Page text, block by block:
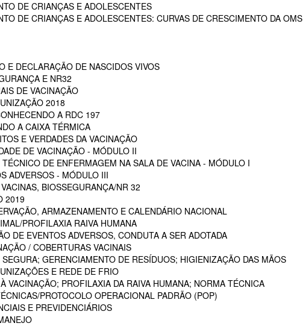
DE CRIANÇAS E ADOLESCENTES
DE CRIANÇAS E ADOLESCENTES: CURVAS DE CRESCIMENTO DA OMS
E DECLARAÇÃO DE NASCIDOS VIVOS
E NR32
DE VACINAÇÃO
2018
A RDC 197
A CAIXA TÉRMICA
E VERDADES DA VACINAÇÃO
DE VACINAÇÃO - MÓDULO II
DE ENFERMAGEM NA SALA DE VACINA - MÓDULO I
ADVERSOS - MÓDULO III
BIOSSEGURANÇA/NR 32
2019
ARMAZENAMENTO E CALENDÁRIO NACIONAL
PROFILAXIA RAIVA HUMANA
DE EVENTOS ADVERSOS, CONDUTA A SER ADOTADA
/ COBERTURAS VACINAIS
GERENCIAMENTO DE RESÍDUOS; HIGIENIZAÇÃO DAS MÃOS
E REDE DE FRIO
PROFILAXIA DA RAIVA HUMANA; NORMA TÉCNICA
PROTOCOLO OPERACIONAL PADRÃO (POP)
E PREVIDENCIÁRIOS